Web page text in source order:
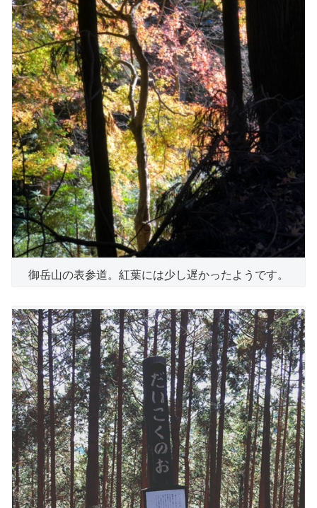
御岳山の表参道。紅葉には少し遅かったようです。